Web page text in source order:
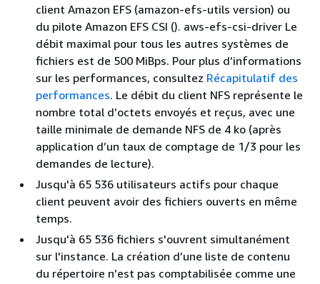
client Amazon EFS (amazon-efs-utils version) ou
du pilote Amazon EFS CSI (). aws-efs-csi-driver Le
débit maximal pour tous les autres systèmes de
fichiers est de 500 MiBps. Pour plus d’informations
sur les performances, consultez Récapitulatif des
performances. Le débit du client NFS représente le
nombre total d’octets envoyés et reçus, avec une
taille minimale de demande NFS de 4 ko (après
application d’un taux de comptage de 1/3 pour les
demandes de lecture).
Jusqu'à 65 536 utilisateurs actifs pour chaque
client peuvent avoir des fichiers ouverts en même
temps.
Jusqu'à 65 536 fichiers s'ouvrent simultanément
sur l'instance. La création d’une liste de contenu
du répertoire n’est pas comptabilisée comme une